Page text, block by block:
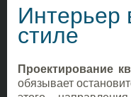
Интерьер
стиле
Проектирование
обязывает